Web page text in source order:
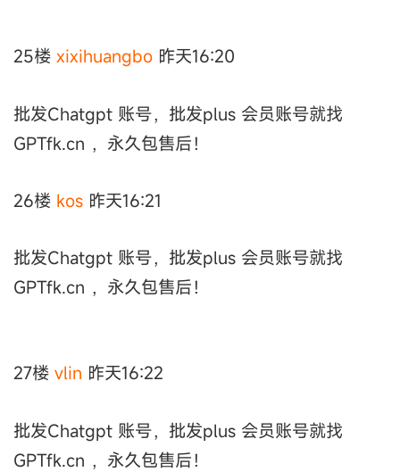
25楼 xixihuangbo 昨天16:20
批发Chatgpt 账号，批发plus 会员账号就找
GPTfk.cn ，永久包售后！
26楼 kos 昨天16:21
批发Chatgpt 账号，批发plus 会员账号就找
GPTfk.cn ，永久包售后！
27楼 vlin 昨天16:22
批发Chatgpt 账号，批发plus 会员账号就找
GPTfk.cn ，永久包售后！